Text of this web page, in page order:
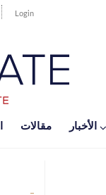
Login
اﻷخبار مقالات